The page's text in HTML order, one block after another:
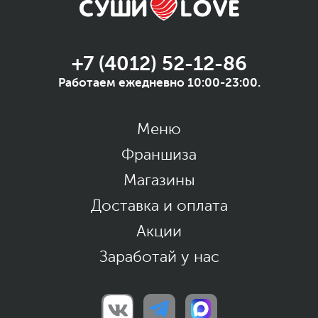
+7 (4012) 52-12-86
Работаем ежедневно 10:00-23:00.
Меню
Франшиза
Магазины
Доставка и оплата
Акции
Заработай у нас